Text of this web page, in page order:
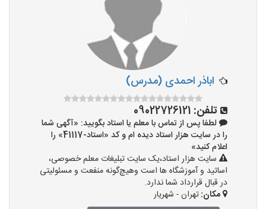
اباذر احمدی (مدرس)
تلفن: 09022726121
لطفا پس از تماس با معلم یا استاد بگویید: «آگهی شما
را در سایت هزار استاد دیده ام و کد «استاد-41117» را
اعلام کنید»
سایت هزار استاد،یک سایت تبلیغات معلم خصوصی،
اساتید و آموزشگاه ها است وهیچ‌گونه منفعت و مسئولیتی
در قبال قرارداد شما ندارد.
مکان:تهران - شهریار